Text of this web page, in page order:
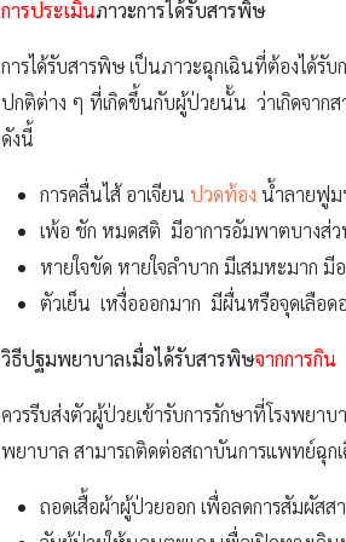
การประเมินภาวะการได้รับสารพิษ
การได้รับสารพิษ เป็นภาวะฉุกเฉินที่ต้องได้รั
ปกติต่าง ๆ ที่เกิดขึ้นกับผู้ป่วยนั้น ว่าเกิดจากส
ดังนี้
การคลื่นไส้ อาเจียน ปวดท้อง น้ำลายฟูม
เพ้อ ชัก หมดสติ มีอาการอัมพาตบางส่
หายใจขัด หายใจลำบาก มีเสมหะมาก
ตัวเย็น เหงื่อออกมาก มีผื่นหรือจุดเลือ
วิธีปฐมพยาบาลเมื่อได้รับสารพิษจากการกิน
ควรรีบส่งตัวผู้ป่วยเข้ารับการรักษาที่โรงพย
พยาบาล สามารถติดต่อสถาบันการแพทย์ฉุก
ถอดเสื้อผ้าผู้ป่วยออก เพื่อลดการสัมผัส